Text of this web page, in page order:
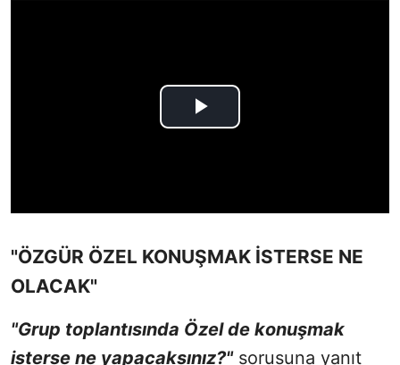
"ÖZGÜR ÖZEL KONUŞMAK İSTERSE NE
OLACAK"
"Grup toplantısında Özel de konuşmak
isterse ne yapacaksınız?"sorusuna yanıt